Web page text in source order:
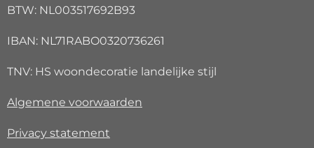
BTW: NL003517692B93
IBAN: NL71RABO0320736261
TNV: HS woondecoratie landelijke stijl
Algemene voorwaarden
Privacy statement